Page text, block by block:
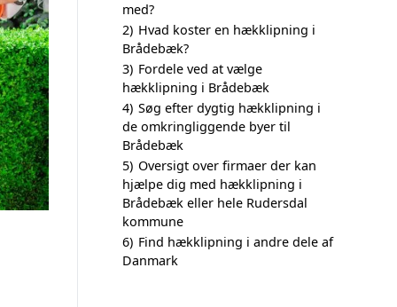
med?
2) Hvad koster en hækklipning i
Brådebæk?
3) Fordele ved at vælge
hækklipning i Brådebæk
4) Søg efter dygtig hækklipning i
de omkringliggende byer til
Brådebæk
5) Oversigt over firmaer der kan
hjælpe dig med hækklipning i
Brådebæk eller hele Rudersdal
kommune
6) Find hækklipning i andre dele af
Danmark